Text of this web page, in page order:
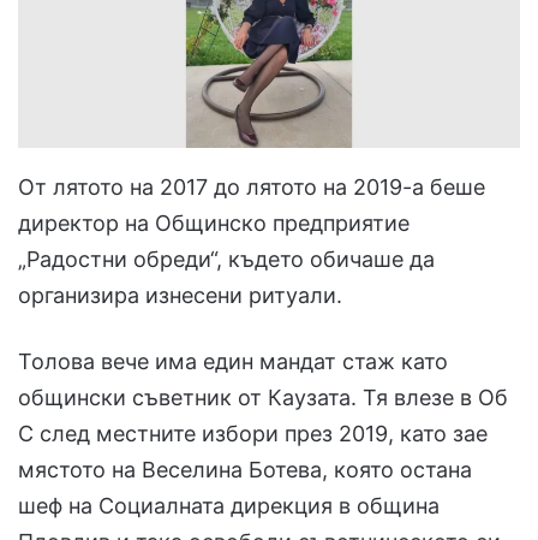
От лятото на 2017 до лятото на 2019-а беше
директор на Общинско предприятие
„Радостни обреди“, където обичаше да
организира изнесени ритуали.
Толова вече има един мандат стаж като
общински съветник от Каузата. Тя влезе в Об
С след местните избори през 2019, като зае
мястото на Веселина Ботева, която остана
шеф на Социалната дирекция в община